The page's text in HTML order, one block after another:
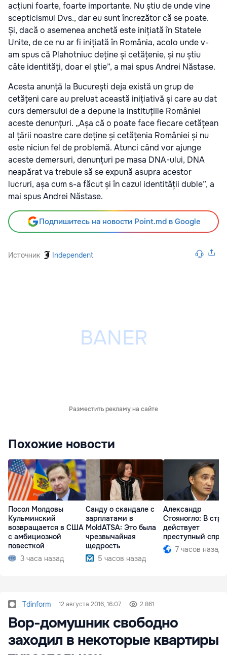
acțiuni foarte, foarte importante. Nu știu de unde vine
scepticismul Dvs., dar eu sunt încrezător că se poate.
Și, dacă o asemenea anchetă este inițiată în Statele
Unite, de ce nu ar fi inițiată în România, acolo unde v-
am spus că Plahotniuc deține și cetățenie, și nu știu
câte identități, doar el știe”, a mai spus Andrei Năstase.
Acesta anunță la București deja există un grup de
cetățeni care au preluat această inițiativă și care au dat
curs demersului de a depune la instituțiile României
aceste denunțuri. „Așa că o poate face fiecare cetățean
al țării noastre care deține și cetățenia României și nu
este niciun fel de problemă. Atunci când vor ajunge
aceste demersuri, denunțuri pe masa DNA-ului, DNA
neapărat va trebuie să se expună asupra acestor
lucruri, așa cum s-a făcut și în cazul identității duble”, a
mai spus Andrei Năstase.
Подпишитесь на новости Point.md в Google
Источник Independent
Разместить рекламу на сайте
Похожие новости
Посол Молдовы
Кульминский
возвращается в США
с амбициозной
повесткой
3 часа назад
Санду о скандале с
зарплатами в
MoldATSA: Это была
чрезвычайная
щедрость
5 часов назад
Александр
Стояногло: В
действует
преступный спрут
7 часов назад
Tdinform 12 августа 2016, 16:07 2 861
Вор-домушник свободно
заходил в некоторые квартиры